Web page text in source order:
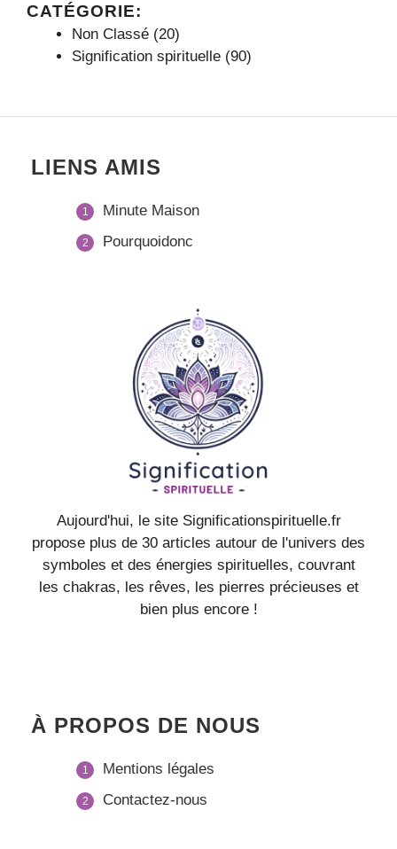
CATÉGORIE:
Non Classé (20)
Signification spirituelle (90)
LIENS AMIS
Minute Maison
Pourquoidonc
Aujourd'hui, le site Significationspirituelle.fr
propose plus de 30 articles autour de l'univers des
symboles et des énergies spirituelles, couvrant
les chakras, les rêves, les pierres précieuses et
bien plus encore !
À PROPOS DE NOUS
Mentions légales
Contactez-nous